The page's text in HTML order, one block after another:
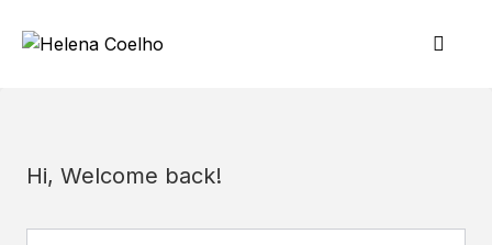
Hi, Welcome back!